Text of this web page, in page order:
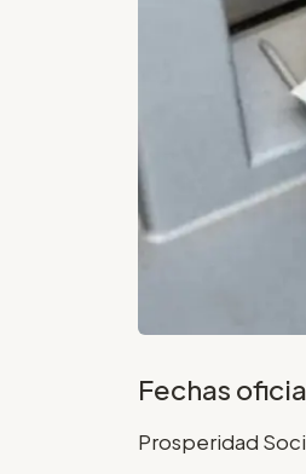
Fechas
Prosperidad